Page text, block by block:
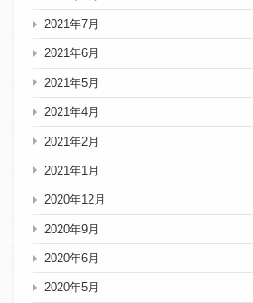
2021年7月
2021年6月
2021年5月
2021年4月
2021年2月
2021年1月
2020年12月
2020年9月
2020年6月
2020年5月